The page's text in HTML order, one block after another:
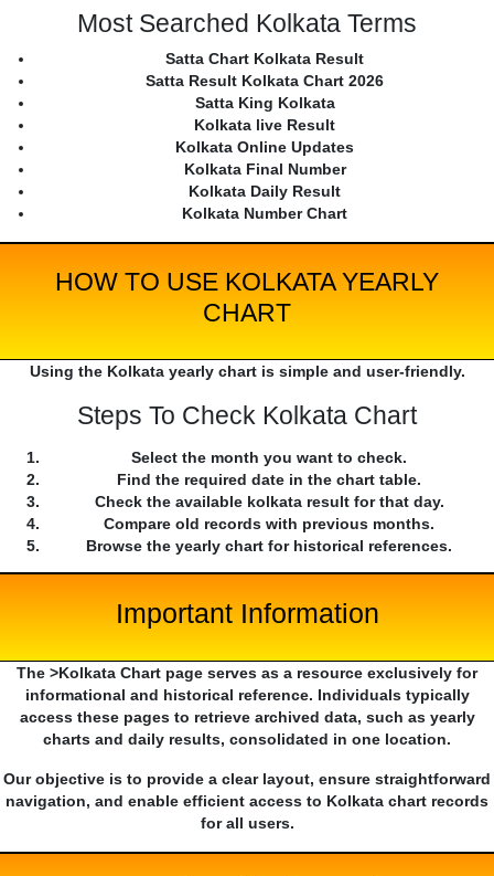
Most Searched Kolkata Terms
Satta Chart Kolkata Result
Satta Result Kolkata Chart 2026
Satta King Kolkata
Kolkata live Result
Kolkata Online Updates
Kolkata Final Number
Kolkata Daily Result
Kolkata Number Chart
HOW TO USE KOLKATA YEARLY
CHART
Using the Kolkata yearly chart is simple and user-friendly.
Steps To Check Kolkata Chart
Select the month you want to check.
Find the required date in the chart table.
Check the available kolkata result for that day.
Compare old records with previous months.
Browse the yearly chart for historical references.
Important Information
The >Kolkata Chart page serves as a resource exclusively for
informational and historical reference. Individuals typically
access these pages to retrieve archived data, such as yearly
charts and daily results, consolidated in one location.
Our objective is to provide a clear layout, ensure straightforward
navigation, and enable efficient access to Kolkata chart records
for all users.